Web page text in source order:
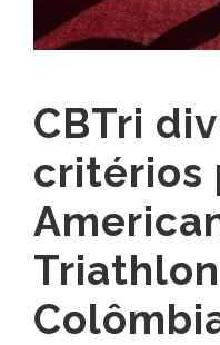
CBTri
critérios